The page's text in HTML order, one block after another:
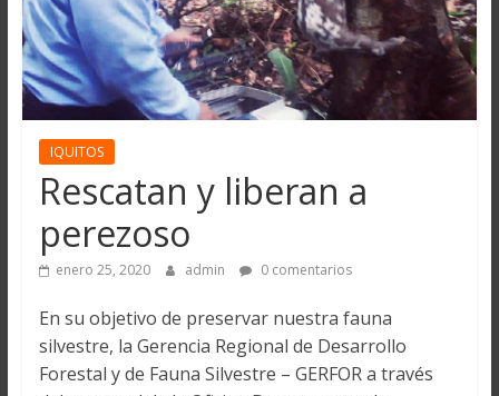
IQUITOS
Rescatan y liberan a
perezoso
enero 25, 2020 admin 0 comentarios
En su objetivo de preservar nuestra fauna
silvestre, la Gerencia Regional de Desarrollo
Forestal y de Fauna Silvestre – GERFOR a través